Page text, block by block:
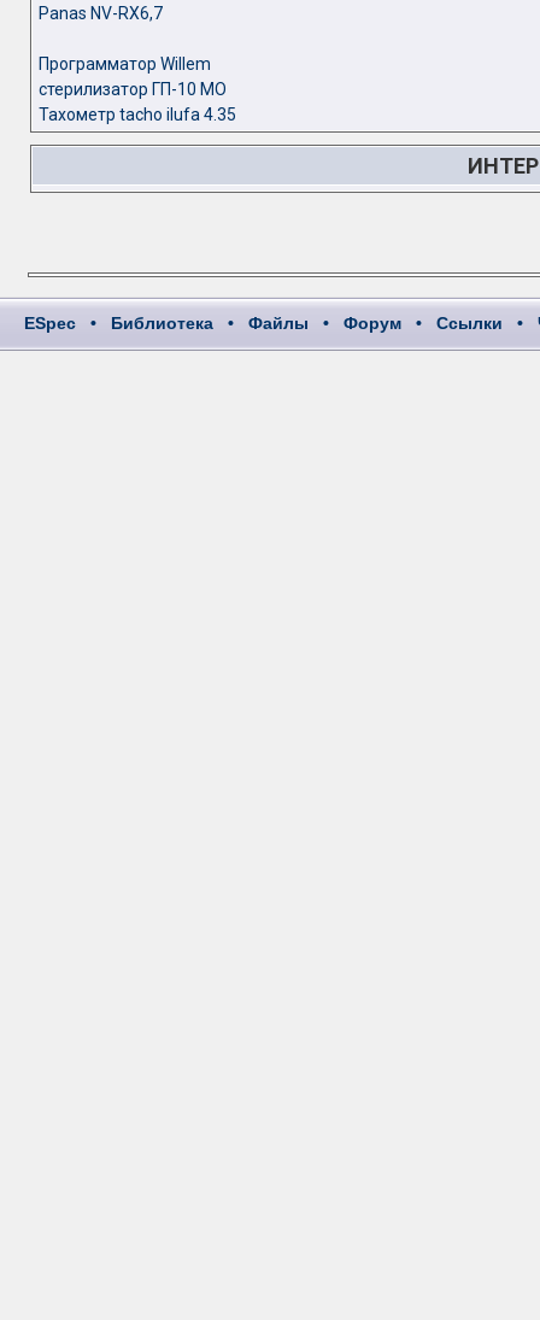
Panas NV-RX6,7
Программатор Willem
стерилизатор ГП-10 МО
Тахометр tacho ilufa 4.35
ESpec • Библиотека • Файлы • Форум • Ссылки •